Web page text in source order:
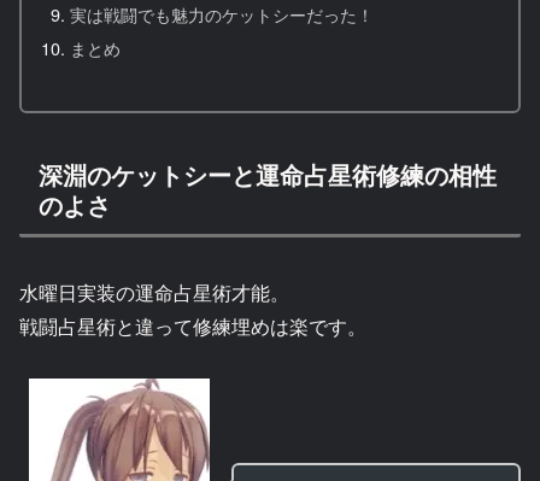
実は戦闘でも魅力のケットシーだった！
まとめ
深淵のケットシーと運命占星術修練の相性
のよさ
水曜日実装の運命占星術才能。
戦闘占星術と違って修練埋めは楽です。